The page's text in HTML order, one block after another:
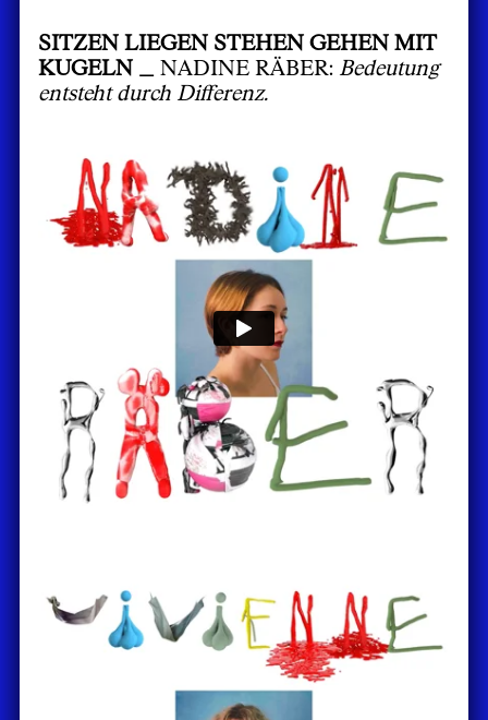
SITZEN LIEGEN STEHEN GEHEN MIT
KUGELN _
NADINE RÄBER: Bedeutung
entsteht durch Differenz.